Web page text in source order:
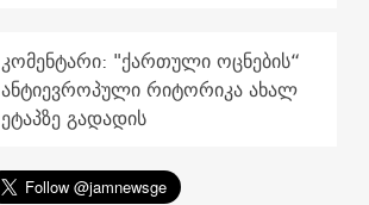
კომენტარი: "ქართული ოცნების“
ანტიევროპული რიტორიკა ახალ
ეტაპზე გადადის